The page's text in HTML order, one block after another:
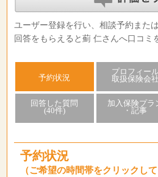
ユーザー登録を行い、相談予約また
回答をもらえると薊 仁さんへ口コミ
予約状況
プロフィー
取扱保険会社
回答した質問
(40件)
加入保険プラ
・記事
予約状況
（ご希望の時間帯をクリックして